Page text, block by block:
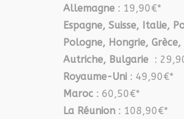
Allemagne : 19,90€*
Espagne, Suisse, Italie,
Pologne, Hongrie, Grèce,
Autriche, Bulgarie :
Royaume-Uni : 49,90€*
Maroc : 60,50€*
La Réunion : 108,90€*